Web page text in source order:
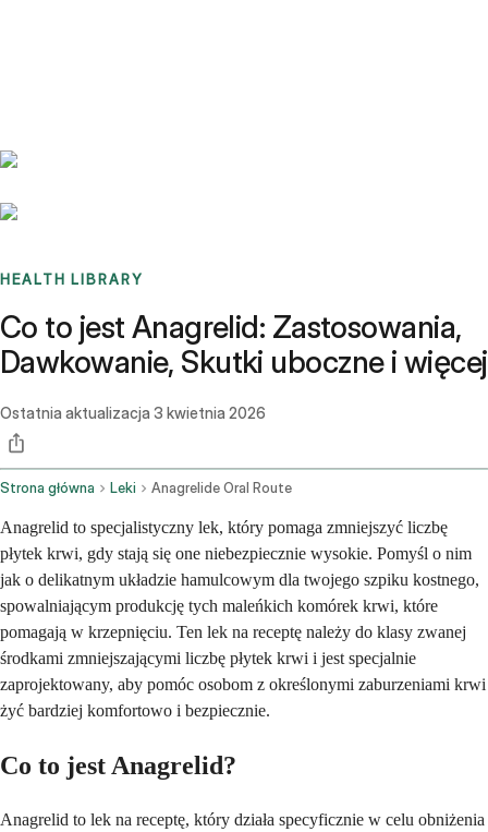
HEALTH LIBRARY
Co to jest Anagrelid: Zastosowania,
Dawkowanie, Skutki uboczne i więcej
Ostatnia aktualizacja 3 kwietnia 2026
Strona główna Leki Anagrelide Oral Route
Anagrelid to specjalistyczny lek, który pomaga zmniejszyć liczbę
płytek krwi, gdy stają się one niebezpiecznie wysokie. Pomyśl o nim
jak o delikatnym układzie hamulcowym dla twojego szpiku kostnego,
spowalniającym produkcję tych maleńkich komórek krwi, które
pomagają w krzepnięciu. Ten lek na receptę należy do klasy zwanej
środkami zmniejszającymi liczbę płytek krwi i jest specjalnie
zaprojektowany, aby pomóc osobom z określonymi zaburzeniami krwi
żyć bardziej komfortowo i bezpiecznie.
Co to jest Anagrelid?
Anagrelid to lek na receptę, który działa specyficznie w celu obniżenia